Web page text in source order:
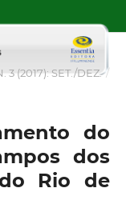
3 (2017): SET./DEZ. /
do
dos
Rio de